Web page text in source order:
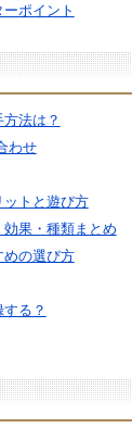
ポイント
法は？
わせ
トと遊び方
果・種類まとめ
めの選び方
る？